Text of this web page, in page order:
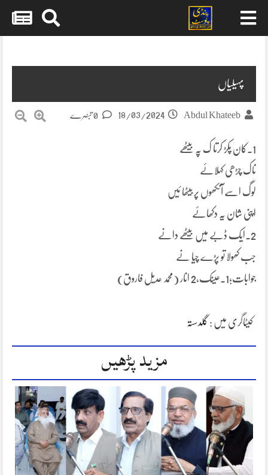
پہیلیاں
Abdul Khateeb
18/03/2024
1۔کان پکڑ کرتا ک پہ بیٹھے
تاک چڑھی کہلائے
لوگ اسے آنکھوں پر بیٹھا ئیں
اپنی شان یہ دکھائے
2۔ایک ڈبے میں بیٹھے دانے
جب کھولا تو پڑے چیا نے
جوابات؛1.عینک,2 انار (محمد عدیل فاروق)
کیٹاگری میں : گلدستہ
مزید پڑھیں